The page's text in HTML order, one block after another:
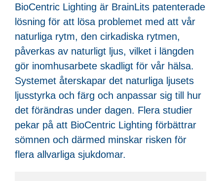
BioCentric Lighting är BrainLits patenterade
lösning för att lösa problemet med att vår
naturliga rytm, den cirkadiska rytmen,
påverkas av naturligt ljus, vilket i längden
gör inomhusarbete skadligt för vår hälsa.
Systemet återskapar det naturliga ljusets
ljusstyrka och färg och anpassar sig till hur
det förändras under dagen. Flera studier
pekar på att BioCentric Lighting förbättrar
sömnen och därmed minskar risken för
flera allvarliga sjukdomar.